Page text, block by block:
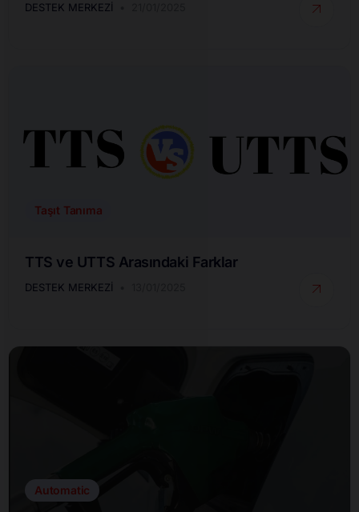
DESTEK MERKEZI
Taşıt Tanıma
TTS ve UTTS Arasındaki Farklar
DESTEK MERKEZI
Automatic